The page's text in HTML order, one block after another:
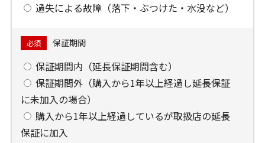
過失による故障（落下・ぶつけた・水没など）
必須 保証期間
保証期間内（延長保証期間含む）
保証期間外（購入から1年以上経過し延長保証
に未加入の場合）
購入から1年以上経過しているが取扱店の延長
保証に加入